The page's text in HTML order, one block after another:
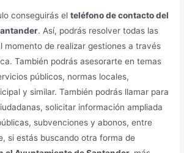
conseguirás elteléfono de contacto del
. Así, podrás resolver todas las
momento de realizar gestiones a través
También podrás asesorarte en temas
públicos, normas locales,
y similar. También podrás llamar para
solicitar información ampliada
subvenciones y abonos, entre
si estás buscando otra forma de